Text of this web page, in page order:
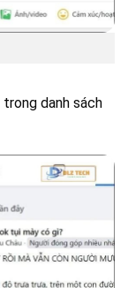
trong danh sách